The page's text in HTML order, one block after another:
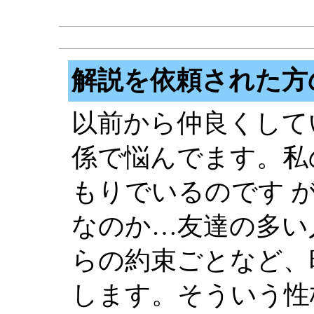
解説を依頼された
以前から仲良くし
係で悩んでます。
もりでいるのです
なのか…友達の多い
らの約束ごとなど
します。そういう